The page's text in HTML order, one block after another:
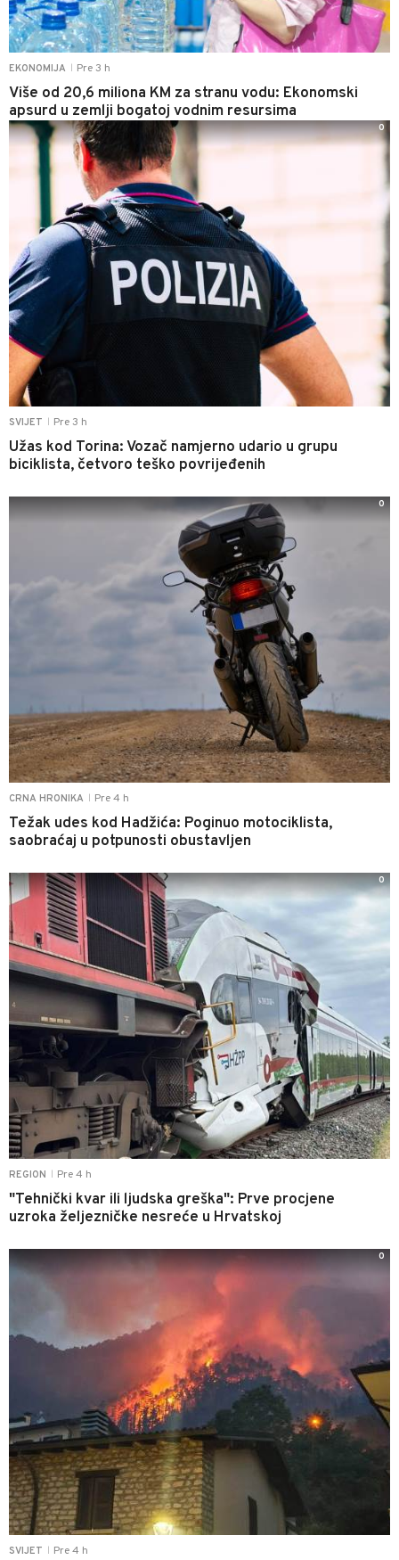
EKONOMIJA Pre 3 h
Više od 20,6 miliona KM za stranu vodu: Ekonomski
apsurd u zemlji bogatoj vodnim resursima
SVIJET Pre 3 h
Užas kod Torina: Vozač namjerno udario u grupu
biciklista, četvoro teško povrijeđenih
0
CRNA HRONIKA Pre 4 h
Težak udes kod Hadžića: Poginuo motociklista,
saobraćaj u potpunosti obustavljen
0
REGION Pre 4 h
"Tehnički kvar ili ljudska greška": Prve procjene
uzroka željezničke nesreće u Hrvatskoj
0
SVIJET Pre 4 h
0